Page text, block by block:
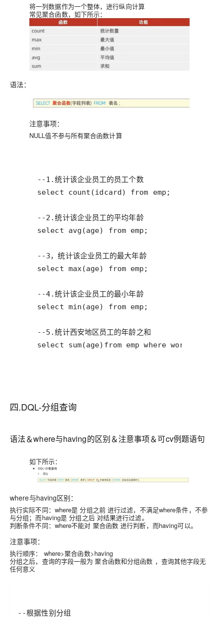
将一列数据作为一个整体，进行纵向计算
常见聚合函数，如下所示：
语法：
注意事项：
NULL值不参与所有聚合函数计算
--1.统计该企业员工的员工个数
--2.统计该企业员工的平均年龄
--3，统计该企业员工的最大年龄
--4.统计该企业员工的最小年龄
四.DQL-分组查询
语法＆where与having的区别＆注意事项＆可cv例题语句
如下所示：
where与having区别：
执行实际不同：where是 分组之前 进行过滤，不满足where条件，不参
与分组；而having是 分组之后 对结果进行过滤。
判断条件不同：where不能对 聚合函数进行判断，而having可以。
注意事项：
执行顺序：
where>聚合函数>having
分组之后，查询的字段一般为 聚合函数和分组函数 ，查询其他字段无
任何意义